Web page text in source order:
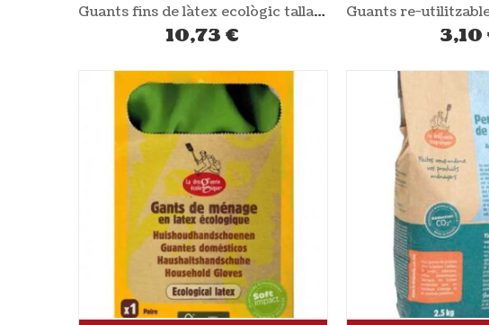
Guants fins de làtex ecològic talla M 100 unitats AH TABLE
10,73 € 3,10